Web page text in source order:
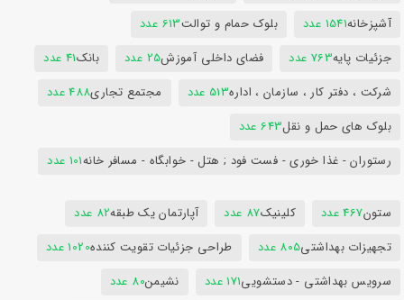
آشپزخانه1541 عدد بلوک حمام و توالت613 عدد
جزئیات پایه763 عدد فضای داخلی آموزش25 عدد بانک41 عدد
شرکت ، دفتر کار ، سازمان ، اداره513 عدد مجتمع تجاری488 عدد
بلوک های حمل و نقل643 عدد
رستوران - غذا خوری - فست فود ; هتل - خوابگاه - مسافر خانه101 عدد
ستون467 عدد کلینیک87 عدد آپارتمان یک طبقه82 عدد
تجهیزات بهداشتی805 عدد طراحی جزئیات تقویت کننده1020 عدد
سرویس بهداشتی - دستشویی171 عدد نشیمن80 عدد